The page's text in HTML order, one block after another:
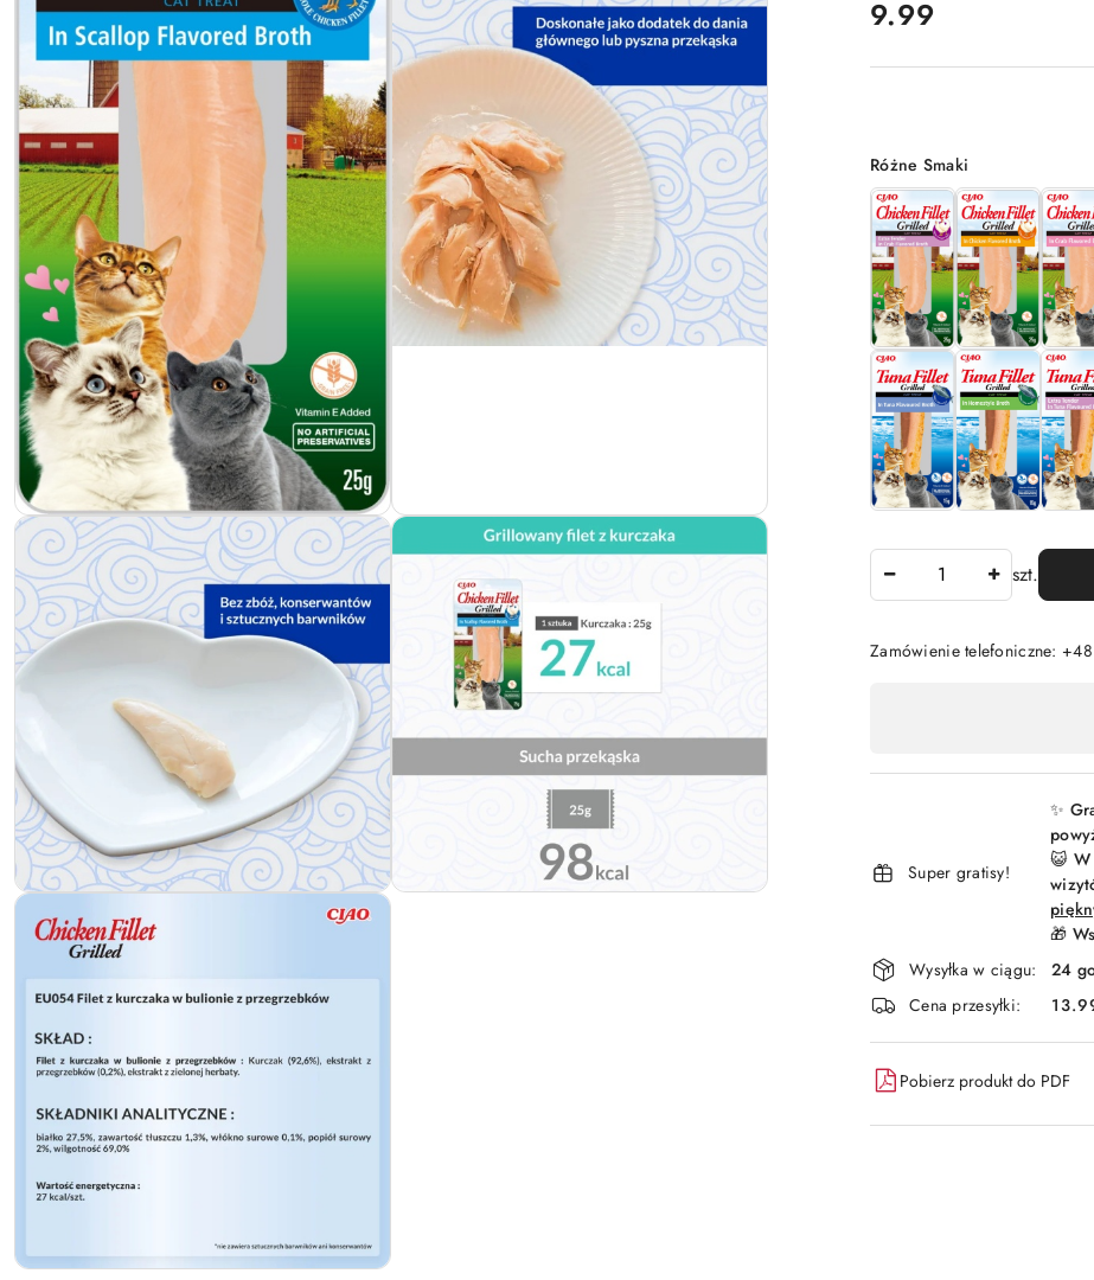
cena:
9.99
Wariant
Różne Smaki
szt.
Zamówienie telefoniczne:
płatność
dostawa
Super gratisy!
✨
😺 W
🎁
Wysyłka w ciągu:
24
Cena przesyłki:
Pobierz produkt do PDF